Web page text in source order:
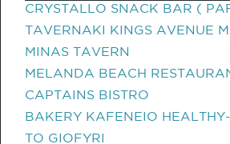
CRYSTALLO SNACK BAR (
TAVERNAKI KINGS AVENUE
MINAS TAVERN
MELANDA BEACH
CAPTAINS BISTRO
BAKERY KAFENEIO
TO GIOFYRI